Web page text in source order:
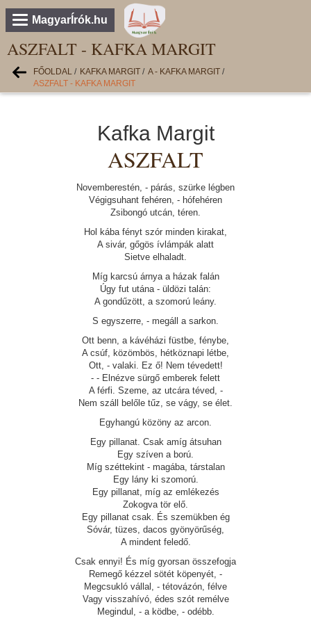
MagyarÍrók.hu
ASZFALT - KAFKA MARGIT
FŐOLDAL / KAFKA MARGIT / A - KAFKA MARGIT /
ASZFALT - KAFKA MARGIT
Kafka Margit
ASZFALT
Novemberestén, - párás, szürke légben
Végigsuhant fehéren, - hófehéren
Zsibongó utcán, téren.
Hol kába fényt szór minden kirakat,
A sivár, gőgös ívlámpák alatt
Sietve elhaladt.
Míg karcsú árnya a házak falán
Úgy fut utána - üldözi talán:
A gondűzött, a szomorú leány.
S egyszerre, - megáll a sarkon.
Ott benn, a kávéházi füstbe, fénybe,
A csúf, közömbös, hétköznapi létbe,
Ott, - valaki. Ez ő! Nem tévedett!
- - Elnézve sürgő emberek felett
A férfi. Szeme, az utcára téved, -
Nem száll belőle tűz, se vágy, se élet.
Egyhangú közöny az arcon.
Egy pillanat. Csak amíg átsuhan
Egy szíven a ború.
Míg széttekint - magába, társtalan
Egy lány ki szomorú.
Egy pillanat, míg az emlékezés
Zokogva tör elő.
Egy pillanat csak. És szemükben ég
Sóvár, tüzes, dacos gyönyörűség,
A mindent feledő.
Csak ennyi! És míg gyorsan összefogja
Remegő kézzel sötét köpenyét, -
Megcsukló vállal, - tétovázón, félve
Vagy visszahívó, édes szót remélve
Megindul, - a ködbe, - odébb.